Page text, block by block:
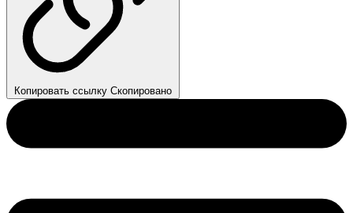
Копировать ссылку Скопировано